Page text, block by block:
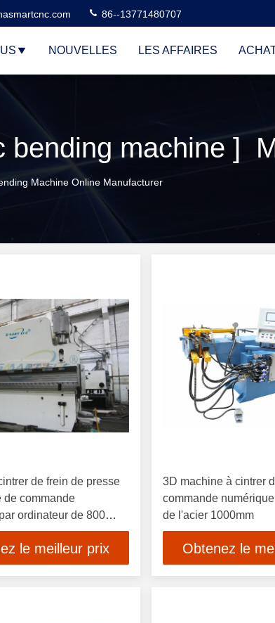
86--13771480707
NOUVELLES LES AFFAIRES
machine ]
Machine Online Manufacturer
de frein de presse
de commande
ordinateur de 800
l'acier inoxydable
de 25mm
le meilleur prix
3D machine à cintrer
commande
de l'acier 1000mm
Obtenez le